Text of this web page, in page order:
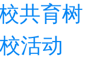
共育树
活动